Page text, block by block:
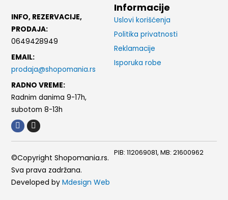
INFO, REZERVACIJE,
PRODAJA:
0649428949
EMAIL:
prodaja@shopomania.rs
RADNO VREME:
Radnim danima 9-17h,
subotom 8-13h
F
a
c
b
o
o
k
I
n
s
a
g
r
a
m
Informacije
Uslovi korišćenja
Politika privatnosti
Reklamacije
Isporuka robe
©Copyright Shopomania.rs.
Sva prava zadržana.
Developed byMdesign Web
PIB: 112069081, MB: 21600962